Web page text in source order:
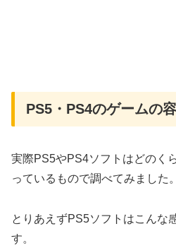
PS5・PS4のゲームの
実際PS5やPS4ソフトはどのく
っているもので調べてみました。
とりあえずPS5ソフトはこんな
す。